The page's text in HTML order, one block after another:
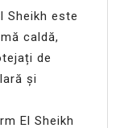
Sheikh este
caldă,
de
și
El Sheikh